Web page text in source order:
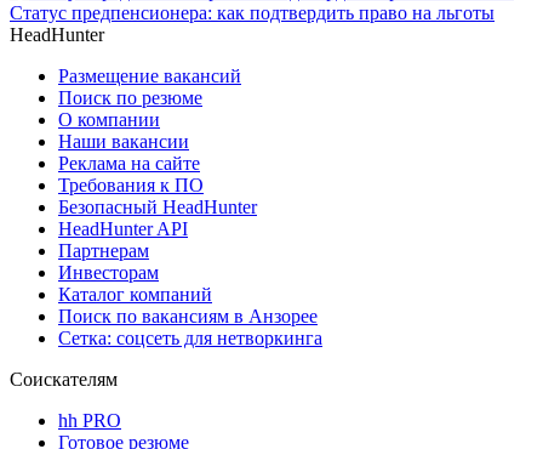
Статус предпенсионера: как подтвердить право на льготы
HeadHunter
Размещение вакансий
Поиск по резюме
О компании
Наши вакансии
Реклама на сайте
Требования к ПО
Безопасный HeadHunter
HeadHunter API
Партнерам
Инвесторам
Каталог компаний
Поиск по вакансиям в Анзорее
Сетка: соцсеть для нетворкинга
Соискателям
hh PRO
Готовое резюме